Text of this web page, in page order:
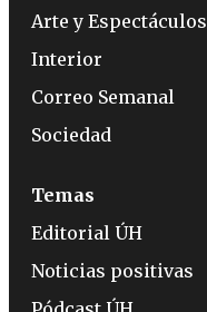
Arte y Espectáculos
Interior
Correo Semanal
Sociedad
Temas
Editorial ÚH
Noticias positivas